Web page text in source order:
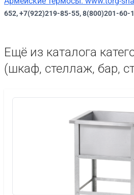
652, +7(922)219-85-55, 8(800)201-60-
Ещё из каталога
(шкаф, стеллаж, бар,